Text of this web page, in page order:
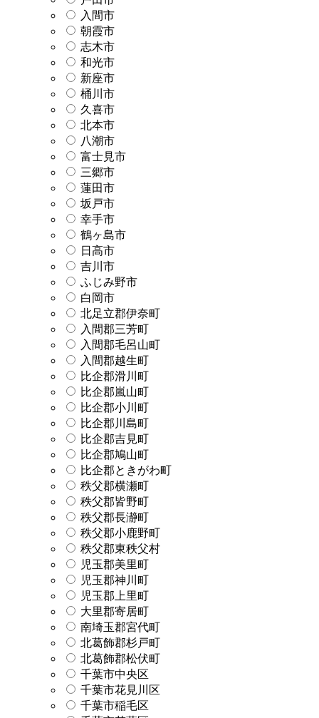
入間市
朝霞市
志木市
和光市
新座市
桶川市
久喜市
北本市
八潮市
富士見市
三郷市
蓮田市
坂戸市
幸手市
鶴ヶ島市
日高市
吉川市
ふじみ野市
白岡市
北足立郡伊奈町
入間郡三芳町
入間郡毛呂山町
入間郡越生町
比企郡滑川町
比企郡嵐山町
比企郡小川町
比企郡川島町
比企郡吉見町
比企郡鳩山町
比企郡ときがわ町
秩父郡横瀬町
秩父郡皆野町
秩父郡長瀞町
秩父郡小鹿野町
秩父郡東秩父村
児玉郡美里町
児玉郡神川町
児玉郡上里町
大里郡寄居町
南埼玉郡宮代町
北葛飾郡杉戸町
北葛飾郡松伏町
千葉市中央区
千葉市花見川区
千葉市稲毛区